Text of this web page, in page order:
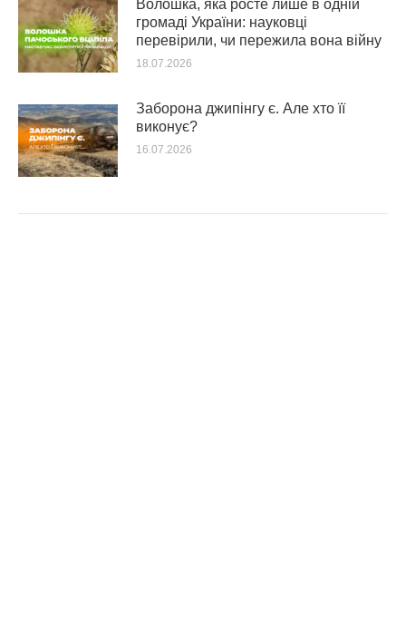
Волошка, яка росте лише в одній
громаді України: науковці
перевірили, чи пережила вона війну
18.07.2026
Заборона джипінгу є. Але хто її
виконує?
16.07.2026